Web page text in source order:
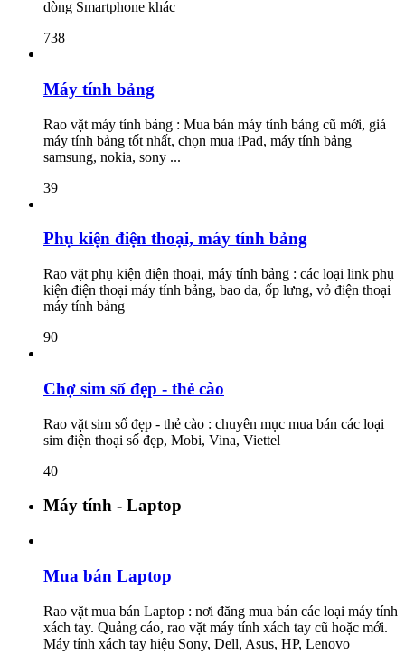
dòng Smartphone khác
738
Máy tính bảng
Rao vặt máy tính bảng : Mua bán máy tính bảng cũ mới, giá
máy tính bảng tốt nhất, chọn mua iPad, máy tính bảng
samsung, nokia, sony ...
39
Phụ kiện điện thoại, máy tính bảng
Rao vặt phụ kiện điện thoại, máy tính bảng : các loại link phụ
kiện điện thoại máy tính bảng, bao da, ốp lưng, vỏ điện thoại
máy tính bảng
90
Chợ sim số đẹp - thẻ cào
Rao vặt sim số đẹp - thẻ cào : chuyên mục mua bán các loại
sim điện thoại số đẹp, Mobi, Vina, Viettel
40
Máy tính - Laptop
Mua bán Laptop
Rao vặt mua bán Laptop : nơi đăng mua bán các loại máy tính
xách tay. Quảng cáo, rao vặt máy tính xách tay cũ hoặc mới.
Máy tính xách tay hiệu Sony, Dell, Asus, HP, Lenovo